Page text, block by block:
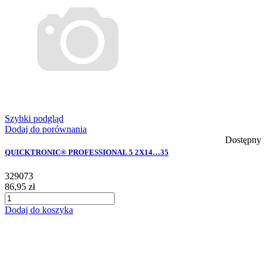
Szybki podgląd
Dodaj do porównania
Dostępny
QUICKTRONIC® PROFESSIONAL 5 2X14…35
329073
86,95 zł
Dodaj do koszyka